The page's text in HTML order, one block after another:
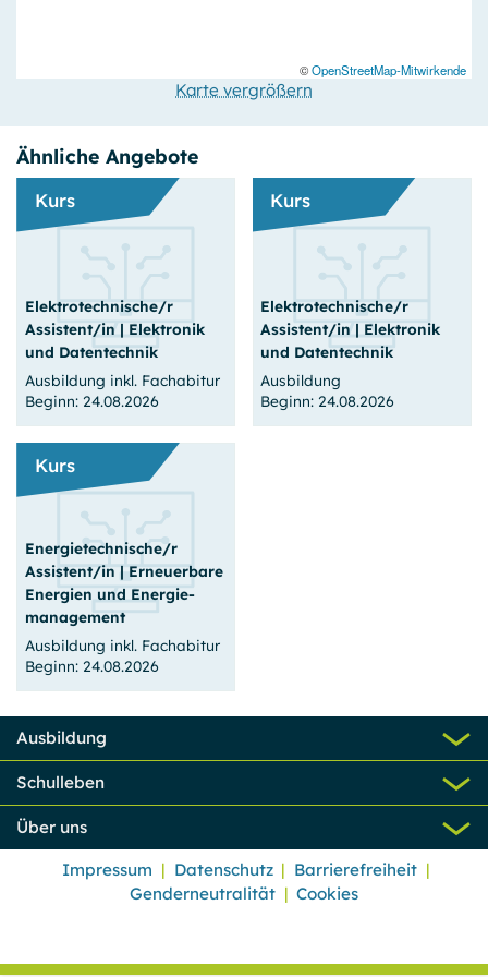
©OpenStreetMap-Mitwirkende
Karte vergrößern
Ähnliche Angebote
Kurs
Elektrotechnische/r
Assistent/in | Elektronik
und Datentechnik
Ausbildung inkl. Fachabitur
Beginn: 24.08.2026
24.08.2026
3 Jahre (Vollzeit)
Prenzl. Berg
Plätze frei
Zum Angebot
Kurs
Elektrotechnische/r
Assistent/in | Elektronik
und Datentechnik
Ausbildung
Beginn: 24.08.2026
Kurs
Energietechnische/r
Assistent/in | Erneuerbare
Energien und Energie­
management
Ausbildung inkl. Fachabitur
Beginn: 24.08.2026
24.08.2026
3 Jahre (Vollzeit)
Prenzl. Berg
Plätze frei
Ausbildung
Schulleben
Über uns
Impressum Datenschutz
Barrierefreiheit
Genderneutralität
Cookies
98052-6399, USA
der Webseite durch Click-Heatmaps und anonymisierte
Session-Recordings.
Cookie Laufzeit:
24 Stunden